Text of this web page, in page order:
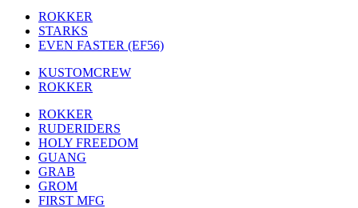
ROKKER
STARKS
EVEN FASTER (EF56)
KUSTOMCREW
ROKKER
ROKKER
RUDERIDERS
HOLY FREEDOM
GUANG
GRAB
GROM
FIRST MFG